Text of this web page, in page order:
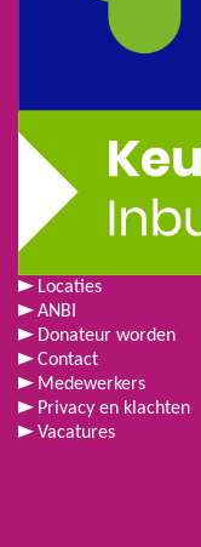
Locaties
ANBI
Donateur worden
Contact
Medewerkers
Privacy en klachten
Vacatures